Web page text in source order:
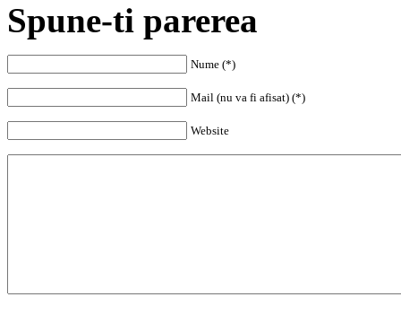
Spune-ti parerea
Nume (*)
Mail (nu va fi afisat) (*)
Website